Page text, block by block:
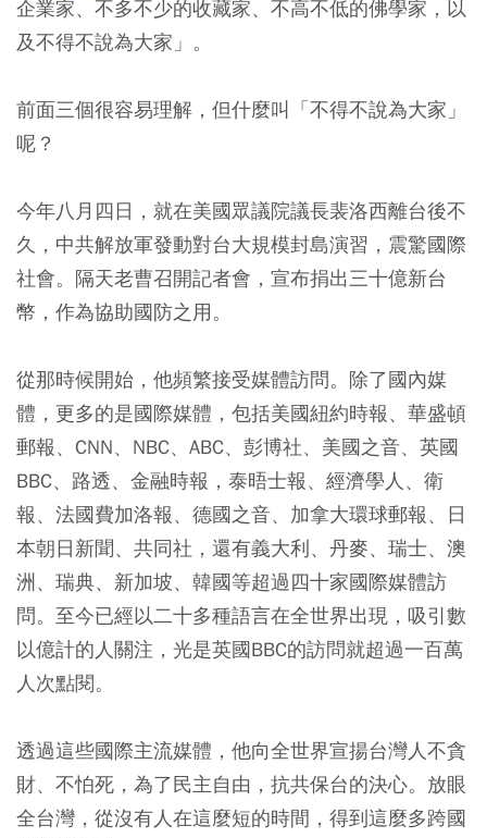
企業家、不多不少的收藏家、不高不低的佛學家，以
及不得不說為大家」。
前面三個很容易理解，但什麼叫「不得不說為大家」
呢？
今年八月四日，就在美國眾議院議長裴洛西離台後不
久，中共解放軍發動對台大規模封島演習，震驚國際
社會。隔天老曹召開記者會，宣布捐出三十億新台
幣，作為協助國防之用。
從那時候開始，他頻繁接受媒體訪問。除了國內媒
體，更多的是國際媒體，包括美國紐約時報、華盛頓
郵報、CNN、NBC、ABC、彭博社、美國之音、英國
BBC、路透、金融時報，泰晤士報、經濟學人、衛
報、法國費加洛報、德國之音、加拿大環球郵報、日
本朝日新聞、共同社，還有義大利、丹麥、瑞士、澳
洲、瑞典、新加坡、韓國等超過四十家國際媒體訪
問。至今已經以二十多種語言在全世界出現，吸引數
以億計的人關注，光是英國BBC的訪問就超過一百萬
人次點閱。
透過這些國際主流媒體，他向全世界宣揚台灣人不貪
財、不怕死，為了民主自由，抗共保台的決心。放眼
全台灣，從沒有人在這麼短的時間，得到這麼多跨國